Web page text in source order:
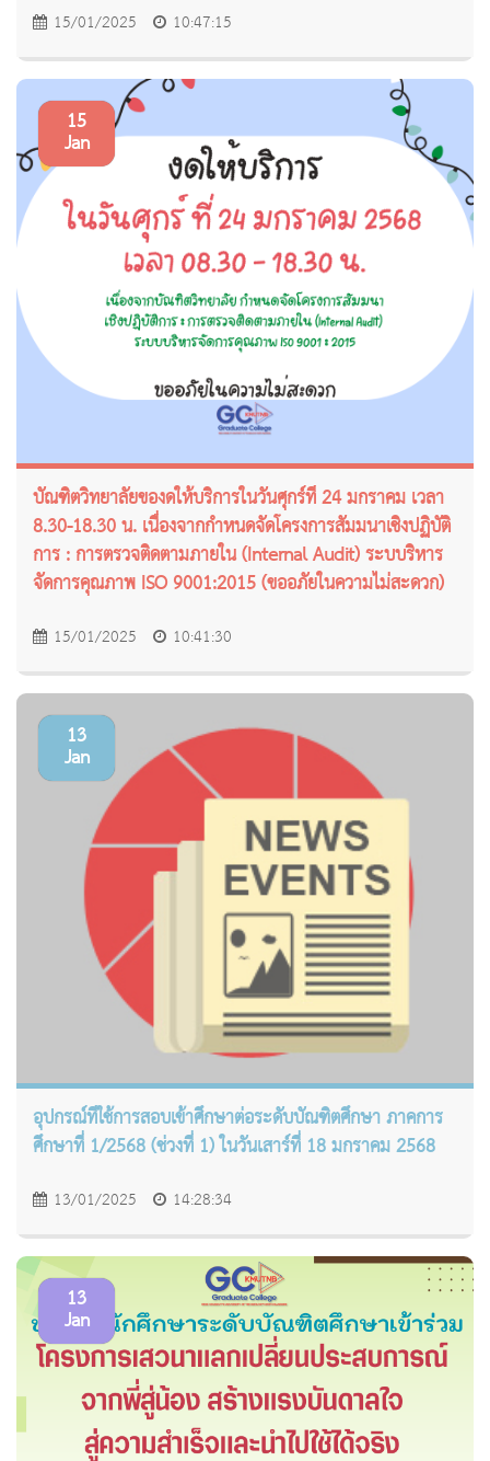
15/01/2025 10:47:15
15
Jan
บัณฑิตวิทยาลัยของดให้บริการในวันศุกร์ที่ 24 มกราคม เวลา
8.30-18.30 น. เนื่องจากกำหนดจัดโครงการสัมมนาเชิงปฏิบัติ
การ : การตรวจติดตามภายใน (Internal Audit) ระบบริหาร
จัดการคุณภาพ ISO 9001:2015 (ขออภัยในความไม่สะดวก)
15/01/2025 10:41:30
13
Jan
อุปกรณ์ที่ใช้การสอบเข้าศึกษาต่อระดับบัณฑิตศึกษา ภาคการ
ศึกษาที่ 1/2568 (ช่วงที่ 1) ในวันเสาร์ที่ 18 มกราคม 2568
13/01/2025 14:28:34
13
Jan